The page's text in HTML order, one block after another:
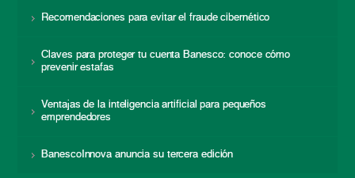
Recomendaciones para evitar el fraude cibernético
Claves para proteger tu cuenta Banesco: conoce cómo
prevenir estafas
Ventajas de la inteligencia artificial para pequeños
emprendedores
BanescoInnova anuncia su tercera edición